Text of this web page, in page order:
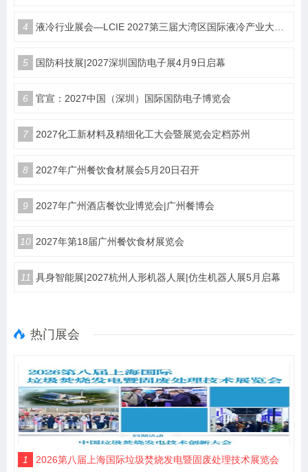
4 液冷行业展会—LCIE 2027第三届大湾区国际液冷产业大会暨展览会（深圳）
5 国防科技展|2027深圳国防电子展4月9日启幕
6 官宣：2027中国（深圳）国际国防电子博览会
7 2027化工新材料及精细化工大会暨展览会定档苏州
8 2027年广州餐饮食材展会5月20日召开
9 2027年广州酒店餐饮业博览会|广州餐博会
10 2027年第18届广州餐饮食材展览会
11 具身智能展|2027杭州人形机器人展|仿生机器人展5月启幕
热门展会
1 2026第八届上海国际垃圾焚烧发电暨固废处理技术展览会